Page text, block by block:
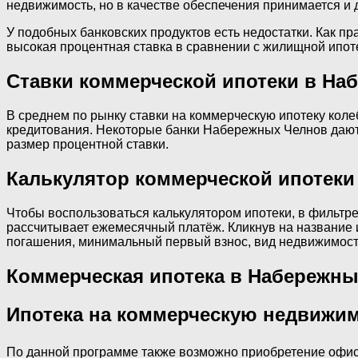
недвижимость, но в качестве обеспечения принимается
У подобных банковских продуктов есть недостатки. Как
высокая процентная ставка в сравнении с жилищной
Ставки коммерческой ипотеки в
В среднем по рынку ставки на коммерческую ипотеку
кредитования. Некоторые банки Набережных Челнов
размер процентной ставки.
Калькулятор коммерческой
Чтобы воспользоваться калькулятором ипотеки, в
рассчитывает ежемесячный платёж. Кликнув на
погашения, минимальный первый взнос, вид
Коммерческая ипотека в
Ипотека на коммерческую
По данной программе также возможно приобретение